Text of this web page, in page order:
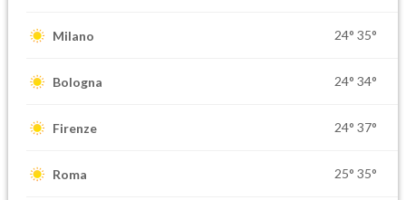
Milano 24° 35°
Bologna 24° 34°
Firenze 24° 37°
Roma 25° 35°